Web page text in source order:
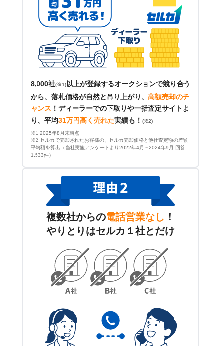
8,000社(※1) 以上が登録するオークションで競り合う
から、落札価格が自然と吊り上がり、 高額売却のチ
ャンス ！ ディーラーでの下取りや一括査定サイトよ
り、平均31万円高く売れた実績も！ (※2)
※1 2025年8月末時点
※2 セルカで売却されたお客様の、セルカ売却価格と他社査定額の差額
平均額を算出（当社実施アンケートより2022年4月～2024年9月 回答
1,533件）
複数社からの電話営業なし ！
やりとりはセルカ１社とだけ